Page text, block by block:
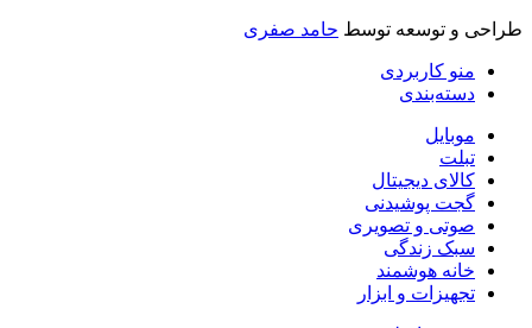
طراحی و توسعه توسط حامد صفری
منو کاربردی
دسته‌بندی
موبایل
تبلت
کالای دیجیتال
گجت پوشیدنی
صوتی و تصویری
سبک زندگی
خانه هوشمند
تجهیزات و ابزار